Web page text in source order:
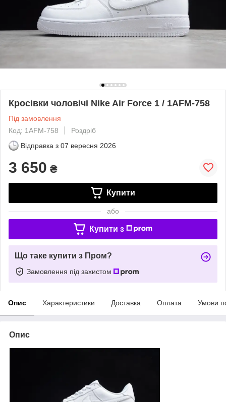
Кросівки чоловічі Nike Air Force 1 / 1AFM-758
Під замовлення
Код: 1AFM-758
Роздріб
Відправка з 07 вересня 2026
3 650 ₴
Купити
або
Купити з
Що таке купити з Пром?
Замовлення під захистом
Опис Характеристики Доставка Оплата Умови
Опис